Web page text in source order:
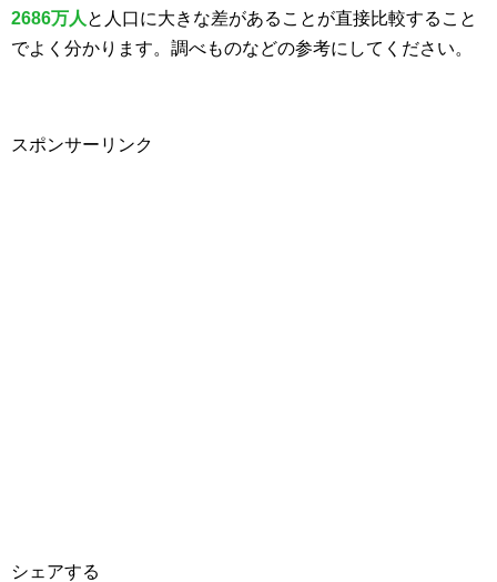
2686万人 と人口に大きな差があることが直接比較すること
でよく分かります。調べものなどの参考にしてください。
スポンサーリンク
シェアする